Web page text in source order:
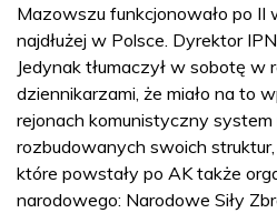
Mazowszu funkcjonowało po II
najdłużej w Polsce. Dyrektor
Jedynak tłumaczył w sobotę w
dziennikarzami, że miało na to
rejonach komunistyczny system
rozbudowanych swoich struktur,
które powstały po AK także
narodowego: Narodowe Siły